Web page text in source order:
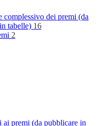
complessivo dei premi (da
tabelle) 16
2
ai premi (da pubblicare in